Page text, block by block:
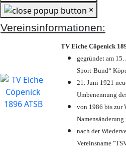
×
Vereinsinformationen:
TV Eiche Cöpenick
gegründet am
Sport-Bund“
21. Juni 1921
Umbenennung
von 1986 bis zur
nach der
Vereinsname